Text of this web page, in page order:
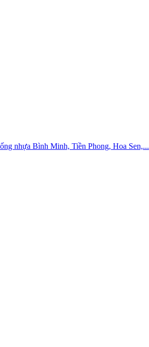
nhựa Bình Minh, Tiền Phong, Hoa Sen,...